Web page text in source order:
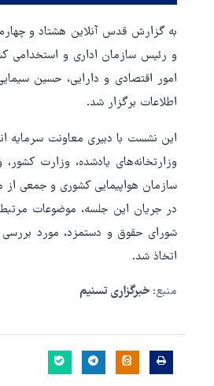
به گزارش قدس آنلاین هشتاد و
و رئیس سازمان اداری و استخدامی
امور اقتصادی و دارایی، حسین
اطلاعات برگزار شد.
این نشست با دبیری معاونت سرمایه
وزارتخانه‌های یادشده، وزارت
سازمان هواپیمایی کشوری و جمعی
در جریان این جلسه، موضوعات
شورای حقوق و دستمزد، مورد
اتخاذ شد.
منبع: خبرگزاری تسنیم